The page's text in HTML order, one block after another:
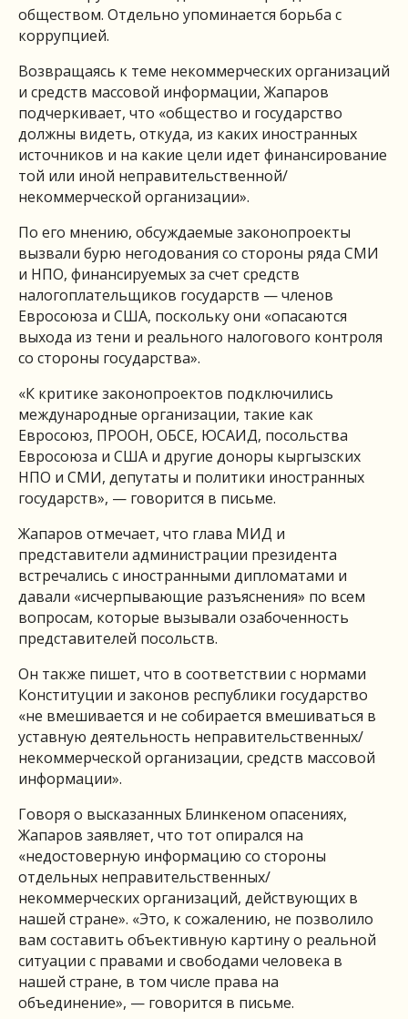
обществом. Отдельно упоминается борьба с
коррупцией.
Возвращаясь к теме некоммерческих организаций
и средств массовой информации, Жапаров
подчеркивает, что «общество и государство
должны видеть, откуда, из каких иностранных
источников и на какие цели идет финансирование
той или иной неправительственной/
некоммерческой организации».
По его мнению, обсуждаемые законопроекты
вызвали бурю негодования со стороны ряда СМИ
и НПО, финансируемых за счет средств
налогоплательщиков государств — членов
Евросоюза и США, поскольку они «опасаются
выхода из тени и реального налогового контроля
со стороны государства».
«К критике законопроектов подключились
международные организации, такие как
Евросоюз, ПРООН, ОБСЕ, ЮСАИД, посольства
Евросоюза и США и другие доноры кыргызских
НПО и СМИ, депутаты и политики иностранных
государств», — говорится в письме.
Жапаров отмечает, что глава МИД и
представители администрации президента
встречались с иностранными дипломатами и
давали «исчерпывающие разъяснения» по всем
вопросам, которые вызывали озабоченность
представителей посольств.
Он также пишет, что в соответствии с нормами
Конституции и законов республики государство
«не вмешивается и не собирается вмешиваться в
уставную деятельность неправительственных/
некоммерческой организации, средств массовой
информации».
Говоря о высказанных Блинкеном опасениях,
Жапаров заявляет, что тот опирался на
«недостоверную информацию со стороны
отдельных неправительственных/
некоммерческих организаций, действующих в
нашей стране». «Это, к сожалению, не позволило
вам составить объективную картину о реальной
ситуации с правами и свободами человека в
нашей стране, в том числе права на
объединение», — говорится в письме.